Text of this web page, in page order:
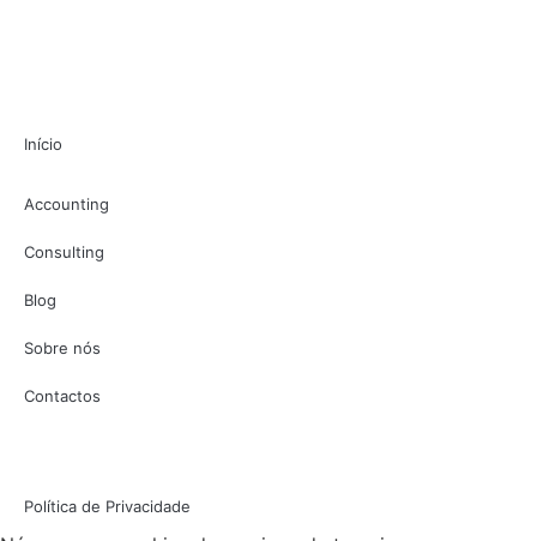
Início
Accounting
Consulting
Blog
Sobre nós
Contactos
Política de Privacidade